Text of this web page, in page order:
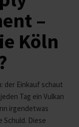
–
Köln
der Einkauf schaut
Tag ein Vulkan
irgendetwas
Diese